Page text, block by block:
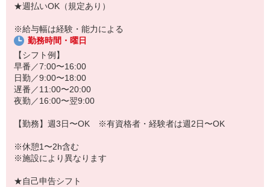
★施設内は冷暖房完備！いつでも快適にお仕事できますよ！
あなたのスキルに合わせて少しずつお仕事をお願いしていきます。
20代・30代・40代・50代・60代、
若手からミドル、中高年（エルダー）、シニア世代まで幅広く活躍
中！
「こんな時だからこそ、しっかり稼いでおきたい！」
「すぐに働けるところはないかな…」
「しっかり稼げるアルバイトを探してる。」
そんな方もぜひ！お気軽にご連絡ください♪
★週払いOK（規定あり）
※給与幅は経験・能力による
勤務時間・曜日
【シフト例】
早番／7:00〜16:00
日勤／9:00〜18:00
遅番／11:00〜20:00
夜勤／16:00〜翌9:00
【勤務】週3日〜OK ※有資格者・経験者は週2日〜OK
※休憩1〜2h含む
※施設により異なります
★自己申告シフト